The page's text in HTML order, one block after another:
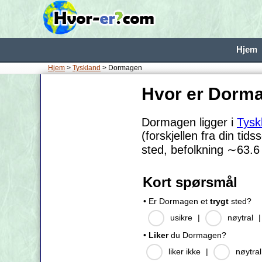
Hjem
Hjem > Tyskland > Dormagen
Hvor er
Dormagen ligger i
(forskjellen fra din
sted, befolkning ∼63.6
Kort spørsmål
• Er Dormagen et trygt sted?
usikre
| nøytral
• Likerdu Dormagen?
liker ikke
| nøytral